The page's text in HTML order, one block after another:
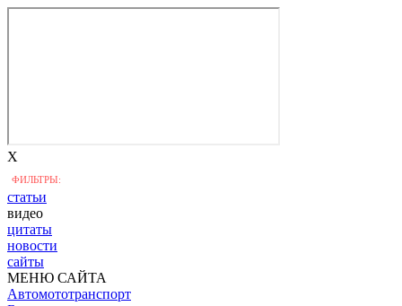
X
ФИЛЬТРЫ:
статьи
видео
цитаты
новости
сайты
МЕНЮ САЙТА
Автомототранспорт